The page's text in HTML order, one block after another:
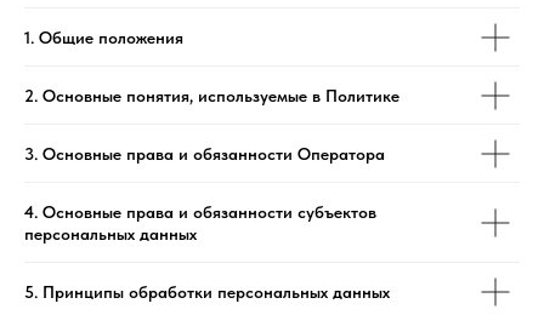
1. Общие положения
2. Основные понятия, используемые в Политике
3. Основные права и обязанности Оператора
4. Основные права и обязанности субъектов
персональных данных
5. Принципы обработки персональных данных